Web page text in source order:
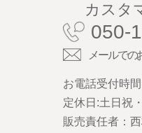
カスタ
050-
メールでの
お電話受付時
定休日:土日祝
販売責任者：